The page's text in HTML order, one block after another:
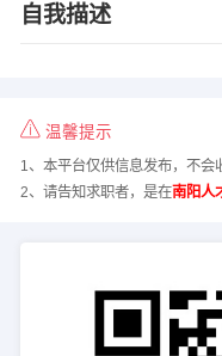
自我描述
温馨提示
1、本平台仅供信息发布，不会
2、请告知求职者，是在南阳人